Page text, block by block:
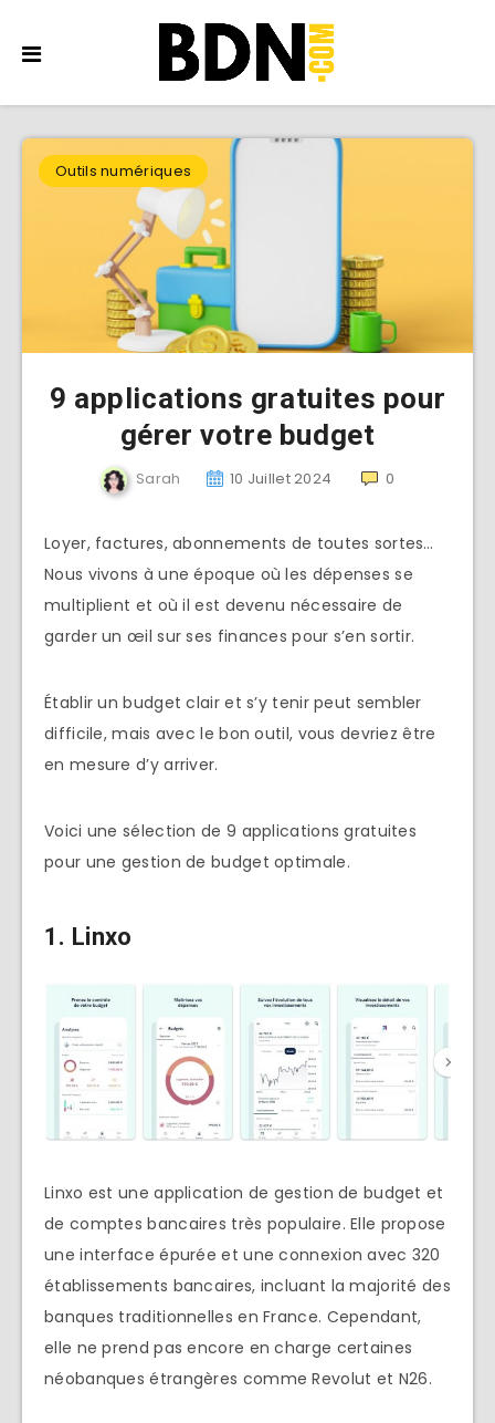
Outils numériques
9 applications gratuites pour
gérer votre budget
Sarah 10 Juillet 2024 0
Loyer, factures, abonnements de toutes sortes…
Nous vivons à une époque où les dépenses se
multiplient et où il est devenu nécessaire de
garder un œil sur ses finances pour s’en sortir.
Établir un budget clair et s’y tenir peut sembler
difficile, mais avec le bon outil, vous devriez être
en mesure d’y arriver.
Voici une sélection de 9 applications gratuites
pour une gestion de budget optimale.
1. Linxo
Linxo est une application de gestion de budget et
de comptes bancaires très populaire. Elle propose
une interface épurée et une connexion avec 320
établissements bancaires, incluant la majorité des
banques traditionnelles en France. Cependant,
elle ne prend pas encore en charge certaines
néobanques étrangères comme Revolut et N26.